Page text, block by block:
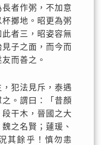
者作粥，不加意
擲地。昭更為粥
者三，昭姿容無
子之面，而今而
而善之。
犯法見斥，泰遇
。謂曰：「昔顏
干木，晉國之大
之名賢；蘧瑗、
其餘乎！慎勿恚